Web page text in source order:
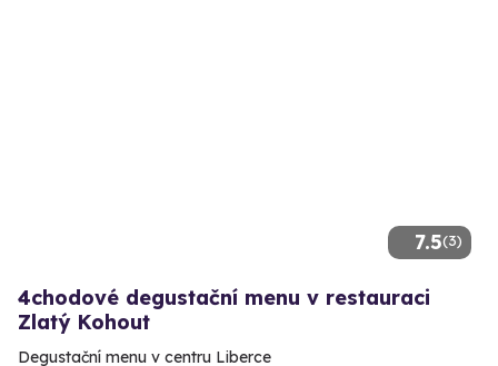
7.5(3)
4chodové degustační menu v restauraci
Zlatý Kohout
Degustační menu v centru Liberce